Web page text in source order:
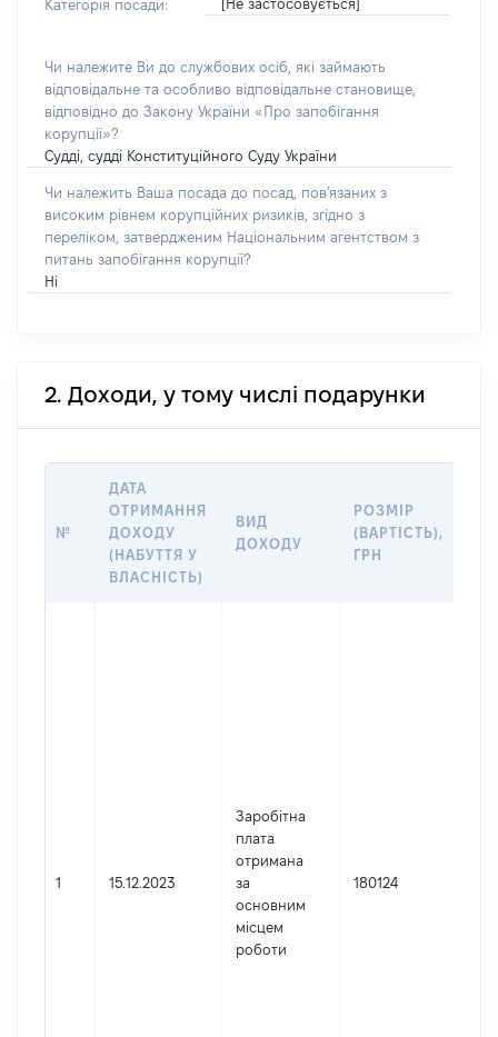
Категорія посади: [Не застосовується]
Чи належите Ви до службових осіб, які займають
відповідальне та особливо відповідальне становище,
відповідно до Закону України «Про запобігання
корупції»?
Судді, судді Конституційного Суду України
Чи належить Ваша посада до посад, пов'язаних з
високим рівнем корупційних ризиків, згідно з
переліком, затвердженим Національним агентством з
питань запобігання корупції?
Ні
2. Доходи, у тому числі подарунки
№
ДАТА
ОТРИМАННЯ
ДОХОДУ
(НАБУТТЯ У
ВЛАСНІСТЬ)
ВИД
ДОХОДУ
РОЗМІР
(ВАРТІСТЬ),
ГРН
1 15.12.2023
Заробітна
плата
отримана
за
основним
місцем
роботи
180124